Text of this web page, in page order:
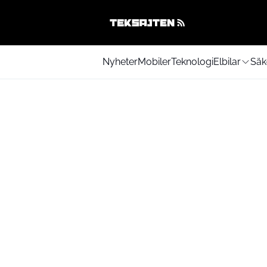
NyheterMobilerTeknologiElbilar